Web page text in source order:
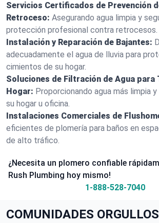
Servicios Certificados de Prevención
Retroceso: Asegurando agua limpia y
protección profesional contra retrocesos.
Instalación y Reparación de Bajantes:
adecuadamente el agua de lluvia para
cimientos de su hogar.
Soluciones de Filtración de Agua para
Hogar: Proporcionando agua más limpia
su hogar u oficina.
Instalaciones Comerciales de
eficientes de plomería para baños en
de alto tráfico.
¿Necesita un plomero confiable
Rush Plumbing hoy mismo!
1-888-528-7040
COMUNIDADES